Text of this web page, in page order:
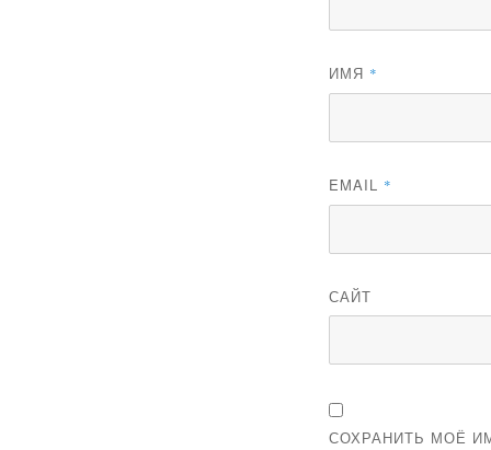
ИМЯ *
EMAIL *
САЙТ
СОХРАНИТЬ МОЁ